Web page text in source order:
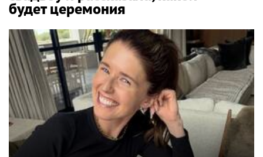
будет церемония